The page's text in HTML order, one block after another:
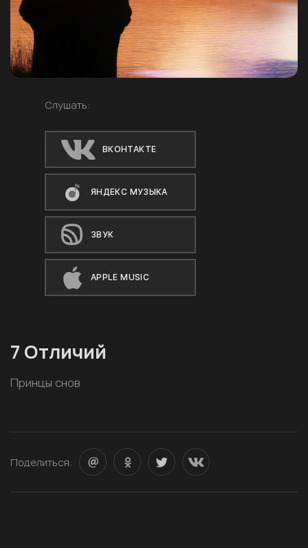
Слушать:
ВКОНТАКТЕ
ЯНДЕКС МУЗЫКА
ЗВУК
APPLE MUSIC
7 Отличий
Принцы снов
Поделиться: